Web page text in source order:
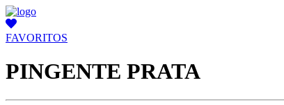
FAVORITOS
PINGENTE PRATA